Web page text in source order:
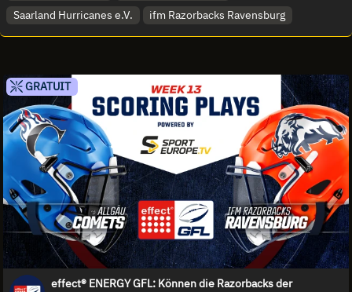
Saarland Hurricanes e.V.
ifm Razorbacks Ravensburg
GRATUIT
effect® ENERGY GFL: Können die Razorbacks der